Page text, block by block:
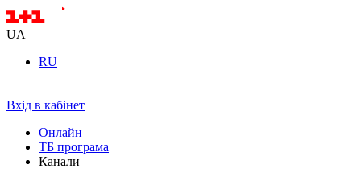
UA
RU
Вхід в кабінет
Онлайн
ТБ програма
Канали